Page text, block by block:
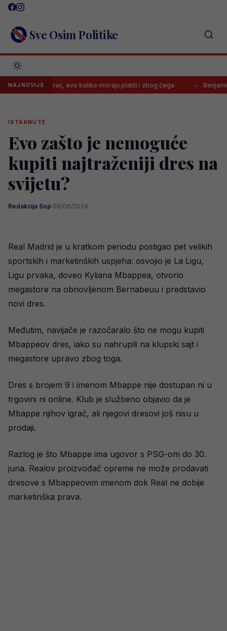
Skip
content Sve Osim Politike
NAJNOVIJE
Borac, evo koliko moraju platiti i zbog čega Benjamin Šehić
ISTAKNUTE
Evo zašto je nemoguće
kupiti najtraženiji dres na
svijetu?
Redakcija Sop·06/06/2024
Real Madrid je u kratkom periodu postigao pet velikih
sportskih i marketinških uspjeha: osvojio je La Ligu,
Ligu prvaka, doveo Kyliana Mbappea, otvorio
megastore na obnovljenom Bernabeuu i predstavio
novi dres.
Međutim, navijače je razočaralo što ne mogu kupiti
Mbappeov dres, iako su nahrupili na klupski sajt i
megastore upravo zbog toga.
Dres s brojem 9 i imenom Mbappe nije dostupan ni u
trgovini ni online. Klub je službeno objavio da je
Mbappe njihov igrač, ali njegovi dresovi još nisu u
prodaji.
Razlog je što Mbappe ima ugovor s PSG-om do 30.
juna. Realov proizvođač opreme ne može prodavati
dresove s Mbappeovim imenom dok Real ne dobije
marketinška prava.